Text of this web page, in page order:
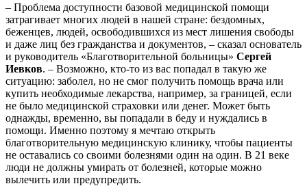
– Проблема доступности базовой медицинской помощи
затрагивает многих людей в нашей стране: бездомных,
беженцев, людей, освободившихся из мест лишения свободы
и даже лиц без гражданства и документов, – сказал основатель
и руководитель «Благотворительной больницы» Сергей
Иевков. – Возможно, кто-то из вас попадал в такую же
ситуацию: заболел, но не смог получить помощь врача или
купить необходимые лекарства, например, за границей, если
не было медицинской страховки или денег. Может быть
однажды, временно, вы попадали в беду и нуждались в
помощи. Именно поэтому я мечтаю открыть
благотворительную медицинскую клинику, чтобы пациенты
не оставались со своими болезнями один на один. В 21 веке
люди не должны умирать от болезней, которые можно
вылечить или предупредить.